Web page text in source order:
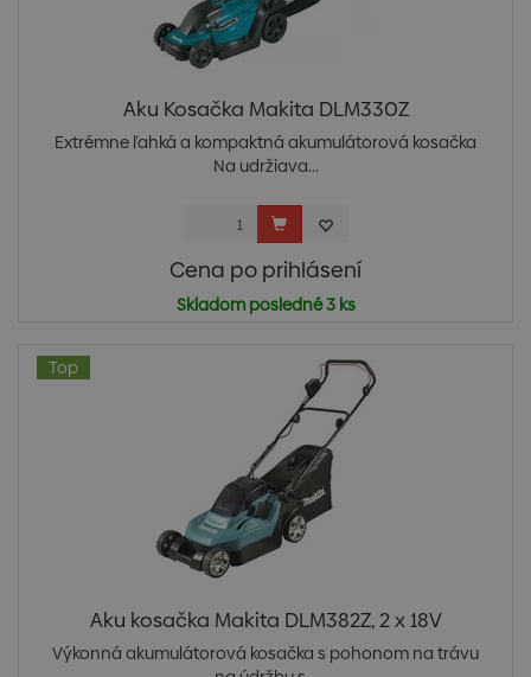
Aku Kosačka Makita DLM330Z
Extrémne ľahká a kompaktná akumulátorová kosačka
Na udržiava...
Cena po prihlásení
Skladom posledné 3 ks
Top
Aku kosačka Makita DLM382Z, 2 x 18V
Výkonná akumulátorová kosačka s pohonom na trávu